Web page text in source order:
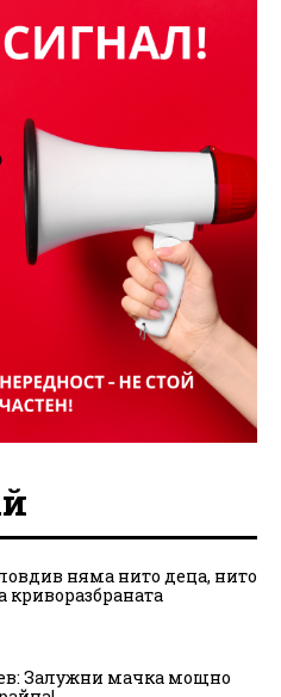
няма нито деца, нито
криворазбраната
Залужни мачка мощно